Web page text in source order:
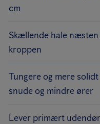
cm
Skællende hale næsten
kroppen
Tungere og mere
snude og mindre ører
Lever primært